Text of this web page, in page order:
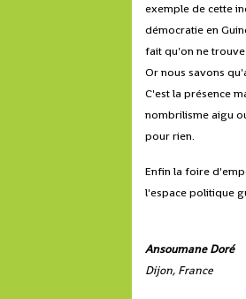
exemple de cette
démocratie en
fait qu'on ne
Or nous savons
C'est la présence
nombrilisme aigu
pour rien.
Enfin la foire
l'espace politique
Ansoumane Doré
Dijon, France